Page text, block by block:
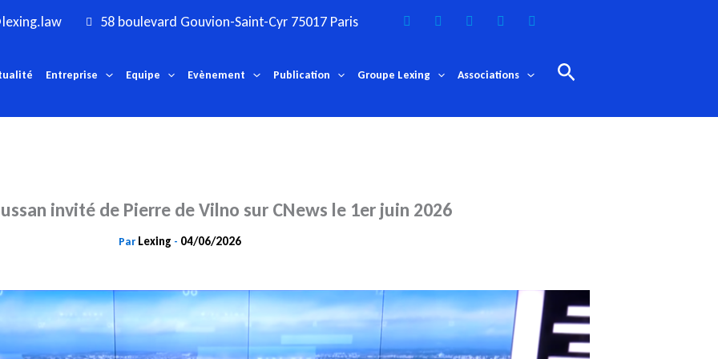
58 boulevard Gouvion-Saint-Cyr 75017 Paris
Entreprise Equipe Evènement Publication Groupe Lexing Associations Rechercher
invité de Pierre de Vilno sur CNews le 1er juin 2026
Par Lexing - 04/06/2026